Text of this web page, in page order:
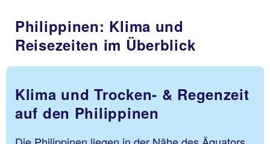
Philippinen: Klima und
Reisezeiten im Überblick
Klima und Trocken- & Regenzeit
auf den Philippinen